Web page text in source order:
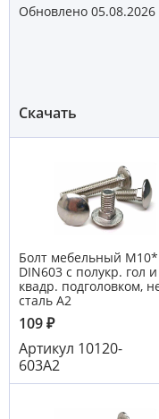
Шайбы из
Шпилька резьбовая
Шуруп глухарь
Обновлено 05.08.2026
Скачать
Болт мебельный
DIN603 с полукр. гол и
квадр. подголовком,
сталь А2
109₽
Артикул 10120-
603А2